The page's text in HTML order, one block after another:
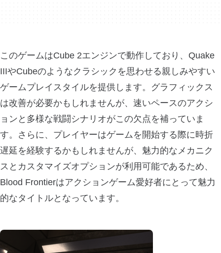
このゲームはCube 2エンジンで動作しており、Quake
IIIやCubeのようなクラシックを思わせる親しみやすい
ゲームプレイスタイルを提供します。グラフィックス
は改善が必要かもしれませんが、速いペースのアクシ
ョンと多様な戦闘シナリオがこの欠点を補っていま
す。さらに、プレイヤーはゲームを開始する際に時折
遅延を経験するかもしれませんが、魅力的なメカニク
スとカスタマイズオプションが利用可能であるため、
Blood Frontierはアクションゲーム愛好者にとって魅力
的なタイトルとなっています。